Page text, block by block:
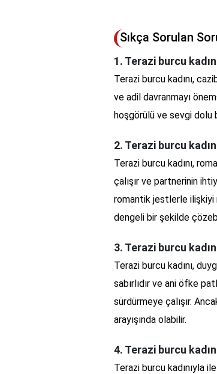
Sıkça Sorulan
1. Terazi burcu
Terazi burcu kadını,
ve adil davranmayı
hoşgörülü ve sevgi dolu
2. Terazi burcu
Terazi burcu kadını,
çalışır ve partnerinin
romantik jestlerle ilişkiyi
dengeli bir şekilde
3. Terazi burcu
Terazi burcu kadını,
sabırlıdır ve ani öfke
sürdürmeye çalışır.
arayışında olabilir.
4. Terazi burcu
Terazi burcu kadınıyla